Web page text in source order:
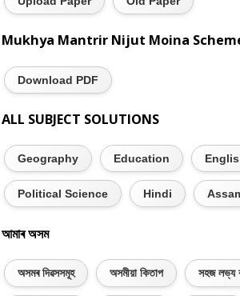
Mukhya Mantrir Nijut Moina
Download PDF
ALL SUBJECT SOLUTIONS
Geography Education
Political Science Hindi
আমাৰ অসম
অসমৰ দিৱসসমূহ অসমীয়া কিতাপ সহজ লভ্য